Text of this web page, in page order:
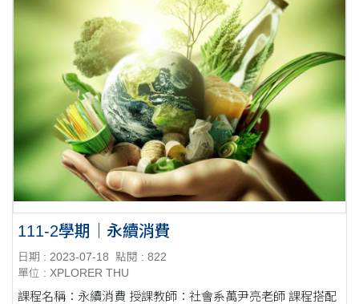
111-2學期｜永續消費
日期 : 2023-07-18
點閱 : 822
單位 : XPLORER THU
課程名稱：永續消費 授課教師：社會系萬尹亮老師 課程搭配